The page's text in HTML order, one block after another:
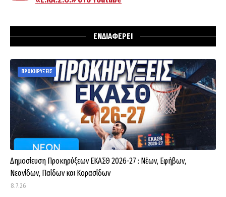
ΕΝΔΙΑΦΕΡΕΙ
ΠΡΟΚΗΡΥΞΕΙΣ
Δημοσίευση Προκηρύξεων ΕΚΑΣΘ 2026-27 : Νέων, Εφήβων,
Νεανίδων, Παίδων και Κορασίδων
8.7.26